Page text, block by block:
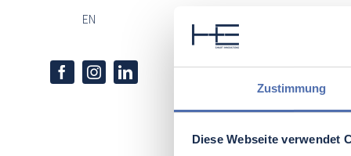
Zustimmung
Diese Webseite verwendet
EN